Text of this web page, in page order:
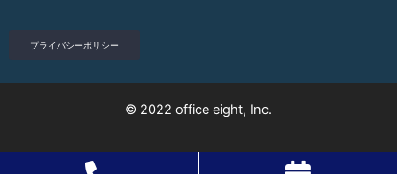
プライバシーポリシー
© 2022 office eight, Inc.